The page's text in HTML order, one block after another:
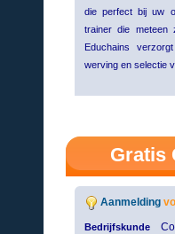
die perfect bij uw
trainer die meteen
Educhains
werving en selectie
Gratis
Aanmelding
Bedrijfskunde